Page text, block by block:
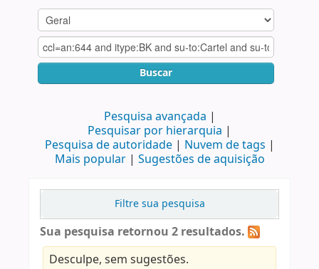
Buscar
Pesquisa avançada
Pesquisar por hierarquia
Pesquisa de autoridade
Nuvem de tags
Mais popular
Sugestões de aquisição
Filtre sua pesquisa
Sua pesquisa retornou 2 resultados.
Desculpe, sem sugestões.